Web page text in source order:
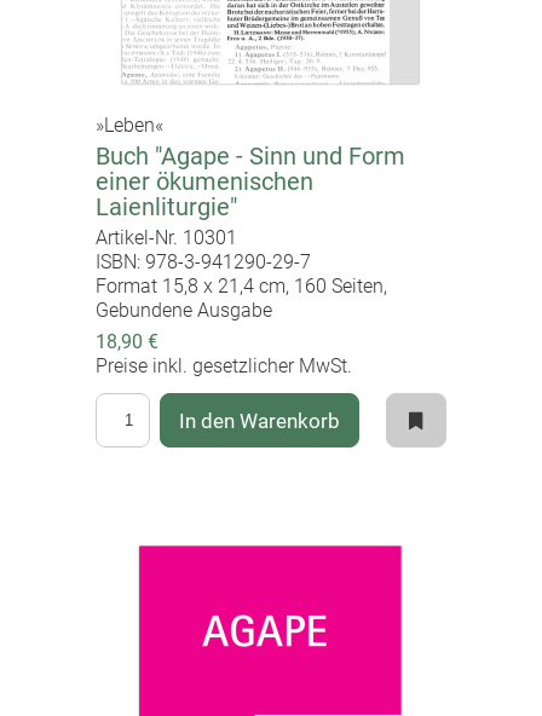
»Leben«
Buch "Agape - Sinn und Form
einer ökumenischen
Laienliturgie"
Artikel-Nr. 10301
ISBN: 978-3-941290-29-7
Format 15,8 x 21,4 cm, 160 Seiten,
Gebundene Ausgabe
18,90 €
Preise inkl. gesetzlicher MwSt.
In den Warenkorb